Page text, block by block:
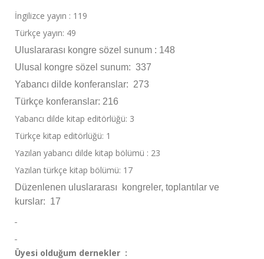
İngilizce yayın : 119
Türkçe yayın: 49
Uluslararası kongre sözel sunum : 148
Ulusal kongre sözel sunum: 337
Yabancı dilde konferanslar: 273
Türkçe konferanslar: 216
Yabancı dilde kitap editörlüğü: 3
Türkçe kitap editörlüğü: 1
Yazılan yabancı dilde kitap bölümü : 23
Yazılan türkçe kitap bölümü: 17
Düzenlenen uluslararası kongreler, toplantılar ve
kurslar: 17
Üyesi olduğum dernekler :